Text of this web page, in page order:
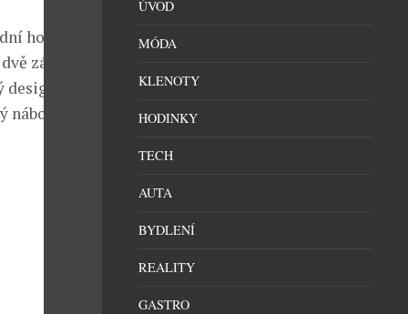
hodinky
základní
ÚVOD
MÓDA
KLENOTY
HODINKY
TECH
AUTA
BYDLENÍ
REALITY
GASTRO